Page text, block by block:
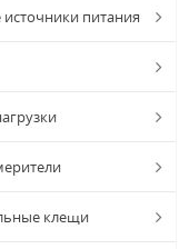
питания
клещи